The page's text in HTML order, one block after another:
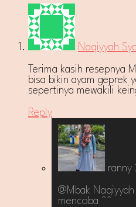
Naqiyyah
Terima kasih resepnya
bisa bikin ayam geprek
sepertinya mewakili
Reply
ranny
@Mbak
mencoba ^^